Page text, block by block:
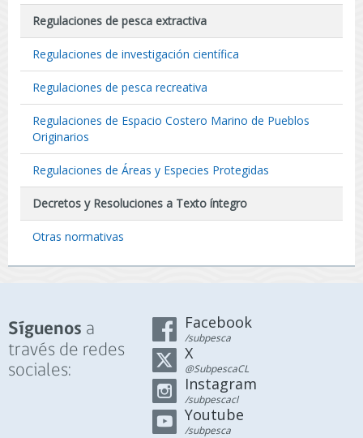
Regulaciones de pesca extractiva
Regulaciones de investigación científica
Regulaciones de pesca recreativa
Regulaciones de Espacio Costero Marino de Pueblos
Originarios
Regulaciones de Áreas y Especies Protegidas
Decretos y Resoluciones a Texto íntegro
Otras normativas
Síguenos a
través de redes
sociales:
Facebook
/subpesca
X
@SubpescaCL
Instagram
/subpescacl
Youtube
/subpesca